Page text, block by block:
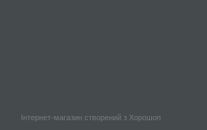
Інтернет-магазин створений з Хорошоп